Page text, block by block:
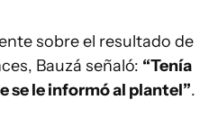
sobre el resultado de
Bauzá señaló: “Tenía
se le informó al plantel”.